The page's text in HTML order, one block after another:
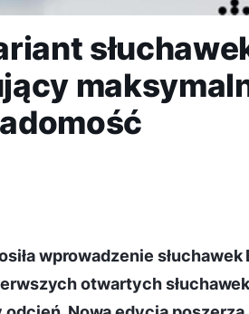
wprowadzenie słuchawek
otwartych